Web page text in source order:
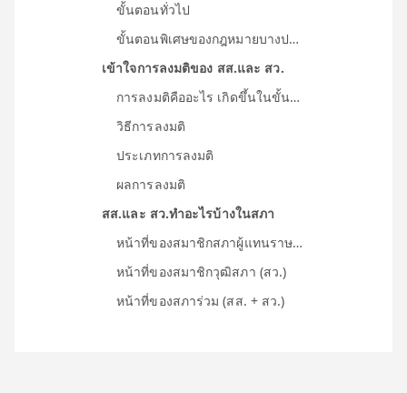
ขั้นตอนทั่วไป
ขั้นตอนพิเศษของกฎหมายบางประเภท
เข้าใจการลงมติของ สส.และ สว.
การลงมติคืออะไร เกิดขึ้นในขั้นตอนไหนบ้าง?
วิธีการลงมติ
ประเภทการลงมติ
ผลการลงมติ
สส.และ สว.ทำอะไรบ้างในสภา
หน้าที่ของสมาชิกสภาผู้แทนราษฏร (สส.)
หน้าที่ของสมาชิกวุฒิสภา (สว.)
หน้าที่ของสภาร่วม (สส. + สว.)